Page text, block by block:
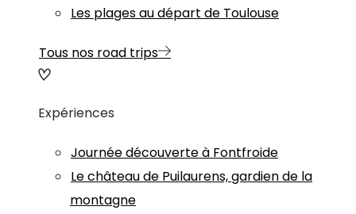
Les plages au départ de Toulouse
Tous nos road trips
Expériences
Journée découverte à Fontfroide
Le château de Puilaurens, gardien de la
montagne